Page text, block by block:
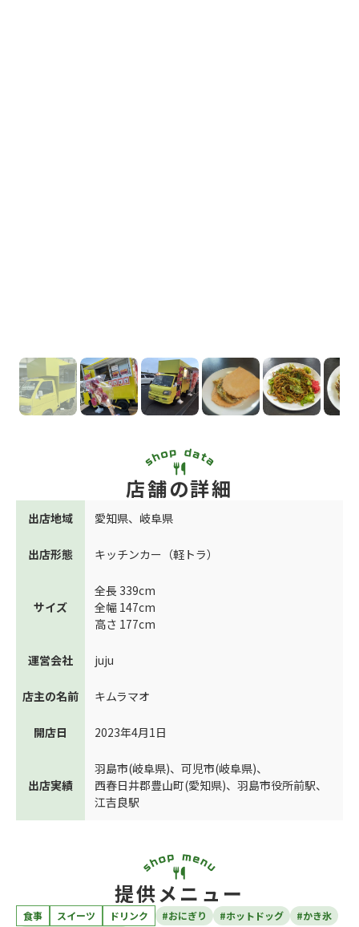
店舗の詳細
出店地域 愛知県、 岐阜県
出店形態 キッチンカー（軽トラ）
サイズ
全長 339cm
全幅 147cm
高さ 177cm
運営会社 juju
店主の名前 キムラマオ
開店日 2023年4月1日
出店実績
羽島市(岐阜県)、 可児市(岐阜県)、
西春日井郡豊山町(愛知県)、 羽島市役所前駅、
江吉良駅
提供メニュー
食事 スイーツ ドリンク #おにぎり #ホットドッグ
#かき氷